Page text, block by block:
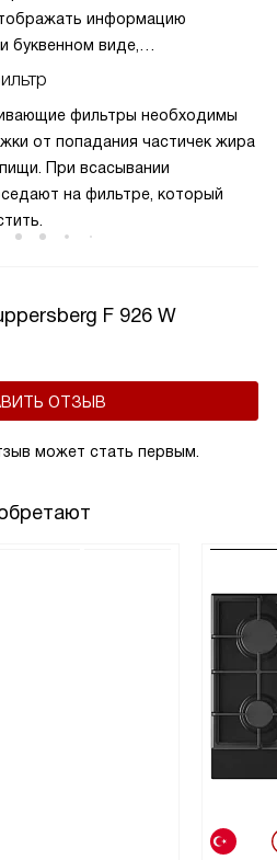
информацию
буквенном виде,
Они устойчивы
воздействиям, яркие и
фильтры необходимы
от попадания частичек жира
При всасывании
на фильтре, который
F 926 W
ОТЗЫВ
может стать первым.